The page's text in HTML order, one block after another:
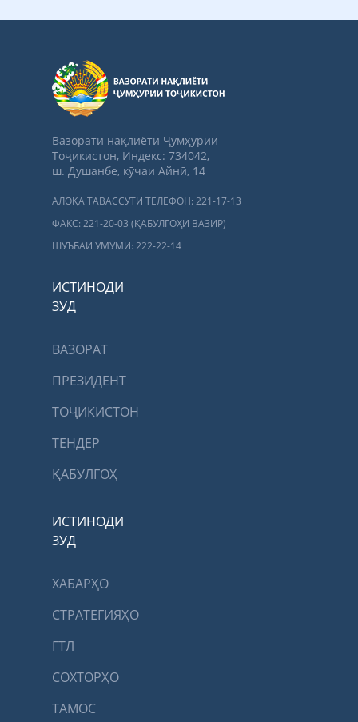
Вазорати нақлиёти Ҷумҳурии
Тоҷикистон, Индекс: 734042,
ш. Душанбе, кӯчаи Айнӣ, 14
АЛОҚА ТАВАССУТИ ТЕЛЕФОН: 221-17-13
ФАКС: 221-20-03 (ҚАБУЛГОҲИ ВАЗИР)
ШУЪБАИ УМУМӢ: 222-22-14
ИСТИНОДИ
ЗУД
ВАЗОРАТ
ПРЕЗИДЕНТ
ТОҶИКИСТОН
ТЕНДЕР
ҚАБУЛГОҲ
ИСТИНОДИ
ЗУД
ХАБАРҲО
СТРАТЕГИЯҲО
ГТЛ
СОХТОРҲО
ТАМОС